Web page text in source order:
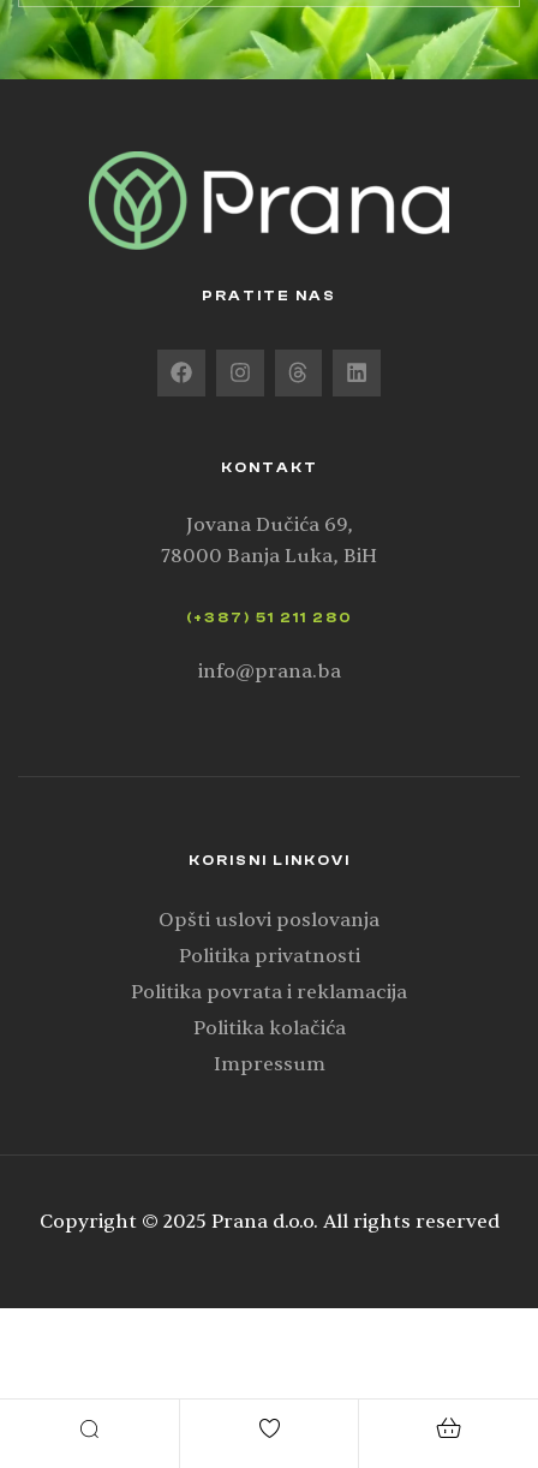
PRATITE NAS
KORISNI LINKOVI
Opšti uslovi poslovanja
Politika privatnosti
Politika povrata i reklamacija
Politika kolačića
Impressum
KONTAKT
Jovana Dučića 69,
78000 Banja Luka, BiH
(+387) 51 211 280
info@prana.ba
Copyright © 2025 Prana d.o.o. All rights reserved